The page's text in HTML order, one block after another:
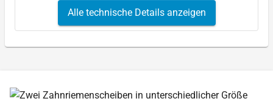
Alle technische Details anzeigen